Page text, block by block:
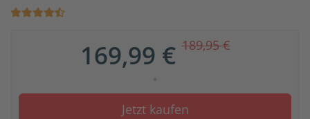
169,99 €189,95 €
*
Jetzt kaufen